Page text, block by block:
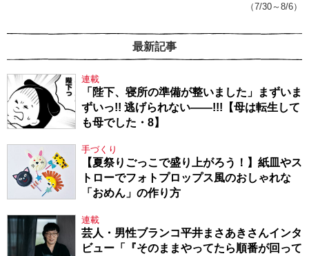
（7/30～8/6）
最新記事
連載
「陛下、寝所の準備が整いました」まずいま
ずいっ!! 逃げられない――!!!【母は転生して
も母でした・8】
手づくり
【夏祭りごっこで盛り上がろう！】紙皿やス
トローでフォトプロップス風のおしゃれな
「おめん」の作り方
連載
芸人・男性ブランコ平井まさあきさんインタ
ビュー「『そのままやってたら順番が回って